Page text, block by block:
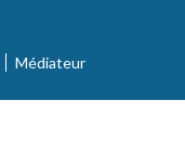
Médiateur